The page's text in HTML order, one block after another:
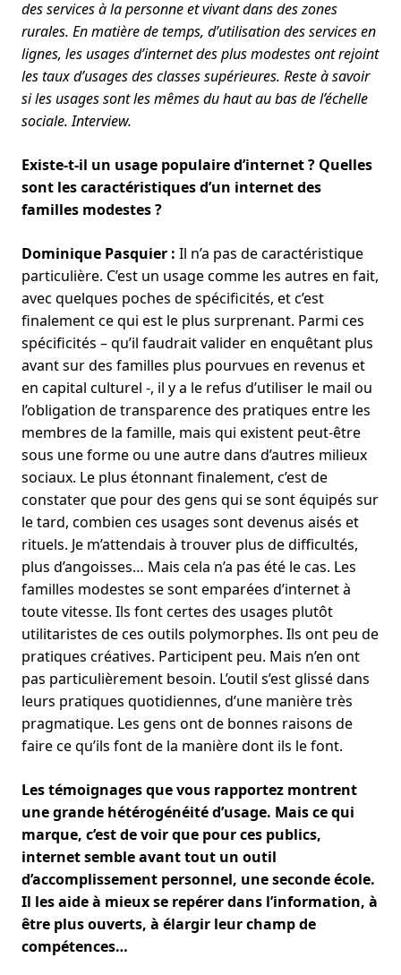
des services à la personne et vivant dans des zones
rurales. En matière de temps, d’utilisation des services en
lignes, les usages d’internet des plus modestes ont rejoint
les taux d’usages des classes supérieures. Reste à savoir
si les usages sont les mêmes du haut au bas de l’échelle
sociale. Interview.
Existe-t-il un usage populaire d’internet ? Quelles
sont les caractéristiques d’un internet des
familles modestes ?
Dominique Pasquier : Il n’a pas de caractéristique
particulière. C’est un usage comme les autres en fait,
avec quelques poches de spécificités, et c’est
finalement ce qui est le plus surprenant. Parmi ces
spécificités – qu’il faudrait valider en enquêtant plus
avant sur des familles plus pourvues en revenus et
en capital culturel -, il y a le refus d’utiliser le mail ou
l’obligation de transparence des pratiques entre les
membres de la famille, mais qui existent peut-être
sous une forme ou une autre dans d’autres milieux
sociaux. Le plus étonnant finalement, c’est de
constater que pour des gens qui se sont équipés sur
le tard, combien ces usages sont devenus aisés et
rituels. Je m’attendais à trouver plus de difficultés,
plus d’angoisses… Mais cela n’a pas été le cas. Les
familles modestes se sont emparées d’internet à
toute vitesse. Ils font certes des usages plutôt
utilitaristes de ces outils polymorphes. Ils ont peu de
pratiques créatives. Participent peu. Mais n’en ont
pas particulièrement besoin. L’outil s’est glissé dans
leurs pratiques quotidiennes, d’une manière très
pragmatique. Les gens ont de bonnes raisons de
faire ce qu’ils font de la manière dont ils le font.
Les témoignages que vous rapportez montrent
une grande hétérogénéité d’usage. Mais ce qui
marque, c’est de voir que pour ces publics,
internet semble avant tout un outil
d’accomplissement personnel, une seconde école.
Il les aide à mieux se repérer dans l’information, à
être plus ouverts, à élargir leur champ de
compétences…